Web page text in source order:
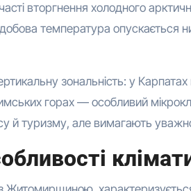
вторгнення холодного
температура опускається
зональність: у
горах — особливий
й туризму, але вимагають